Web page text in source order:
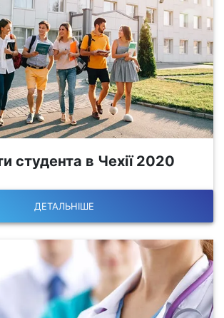
студента в Чехії 2020
ДЕТАЛЬНІШЕ